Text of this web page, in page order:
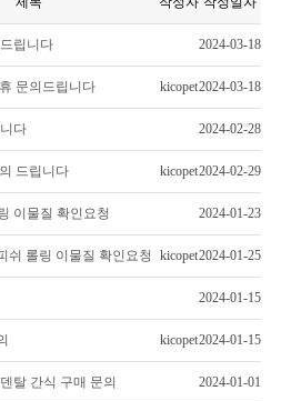
립니다 2024-03-18
문의드립니다 kicopet2024-03-18
다 2024-02-28
드립니다 kicopet2024-02-29
이물질 확인요청 2024-01-23
쉬 롤링 이물질 확인요청 kicopet2024-01-25
2024-01-15
kicopet2024-01-15
탈 간식 구매 문의 2024-01-01